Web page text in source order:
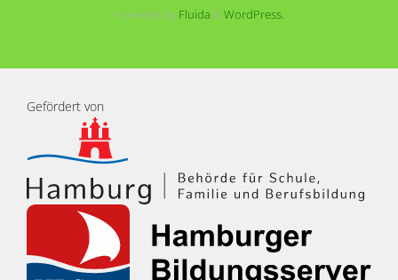
Powered byFluida &WordPress.
Gefördert von